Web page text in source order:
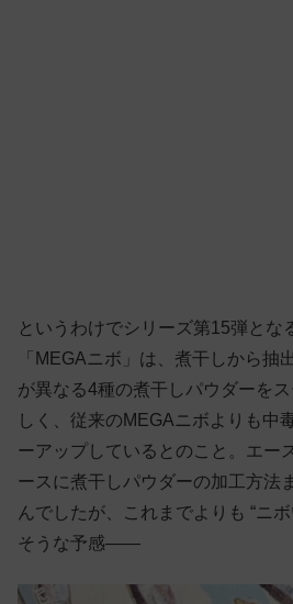
というわけでシリーズ第15弾とな
「MEGAニボ」は、煮干しから抽
が異なる4種の煮干しパウダーを
しく、従来のMEGAニボよりも中
ーアップしているとのこと。エー
ースに煮干しパウダーの加工方法
んでしたが、これまでよりも “ニ
そうな予感——